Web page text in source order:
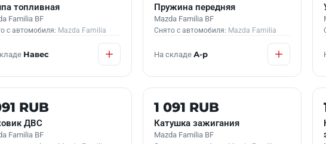
топливная
Familia BF
с автомобиля: Mazda Familia
Навес
Пружина передняя
Mazda Familia BF
Снято с автомобиля: Mazda Familia
На складе А-р
НАЛИЧИИ
RUB
ДВС
Familia BF
Б/У В НАЛИЧИИ
1 091 RUB
Катушка зажигания
Mazda Familia BF